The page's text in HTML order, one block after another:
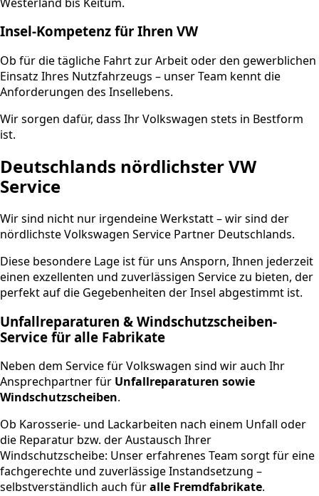
Insel-Kompetenz für Ihren VW
Ob für die tägliche Fahrt zur Arbeit oder den gewerblichen
Einsatz Ihres Nutzfahrzeugs – unser Team kennt die
Anforderungen des Insellebens.
Wir sorgen dafür, dass Ihr Volkswagen stets in Bestform
ist.
Deutschlands nördlichster VW
Service
Wir sind nicht nur irgendeine Werkstatt – wir sind der
nördlichste Volkswagen Service Partner Deutschlands.
Diese besondere Lage ist für uns Ansporn, Ihnen jederzeit
einen exzellenten und zuverlässigen Service zu bieten, der
perfekt auf die Gegebenheiten der Insel abgestimmt ist.
Unfallreparaturen & Windschutzscheiben-
Service für alle Fabrikate
Neben dem Service für Volkswagen sind wir auch Ihr
Ansprechpartner für Unfallreparaturen sowie
Windschutzscheiben.
Ob Karosserie- und Lackarbeiten nach einem Unfall oder
die Reparatur bzw. der Austausch Ihrer
Windschutzscheibe: Unser erfahrenes Team sorgt für eine
fachgerechte und zuverlässige Instandsetzung –
selbstverständlich auch füralle Fremdfabrikate.